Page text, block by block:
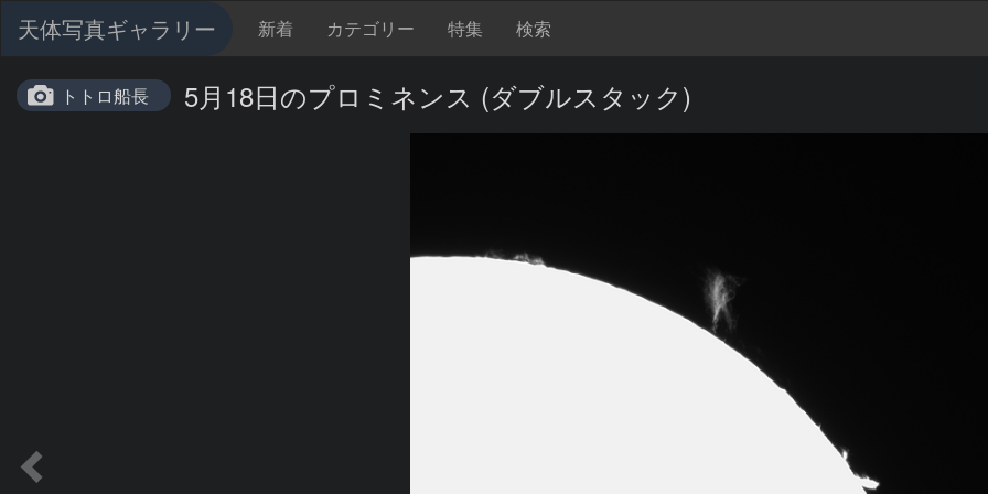
天体写真ギャラリー 新着 カテゴリー 特集 検索
トトロ船長 5月18日のプロミネンス (ダブルスタック)